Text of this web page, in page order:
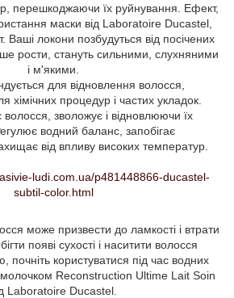
перешкоджаючи їх руйнування. Ефект,
маски від Laboratoire Ducastel,
Ваші локони позбудуться від посічених
рости, стануть сильними, слухняними
і м'якими.
для відновлення волосся,
хімічних процедур і частих укладок.
волосся, зволожує і відновлюючи їх
водний баланс, запобігає
від впливу високих температур.
ludi.com.ua/p481448866-ducastel-
subtil-color.html
може призвести до ламкості і втрати
появі сухості і наситити волосся
користуватися під час водних
Reconstruction Ultime Lait Soin
Laboratoire Ducastel.